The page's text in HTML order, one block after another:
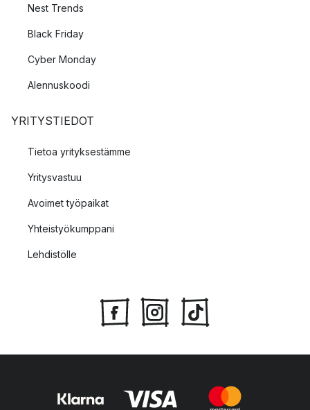
Nest Trends
Black Friday
Cyber Monday
Alennuskoodi
YRITYSTIEDOT
Tietoa yrityksestämme
Yritysvastuu
Avoimet työpaikat
Yhteistyökumppani
Lehdistölle